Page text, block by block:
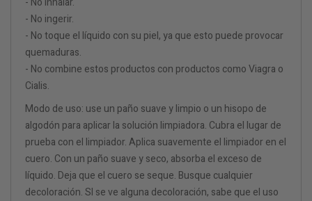
- No ingerir.
- No toque el líquido con su piel, ya que esto puede provocar
quemaduras.
- No combine estos productos con productos como Viagra o
Cialis.
Modo de uso: use un paño suave y limpio o un hisopo de
algodón para aplicar la solución limpiadora. Cubra el lugar de
prueba con el limpiador. Aplica suavemente el limpiador en el
cuero. Con un paño suave y seco, absorba el exceso de
líquido. Deja que el cuero se seque. Busque cualquier
decoloración. SI se ve alguna decoloración, sabe que el uso